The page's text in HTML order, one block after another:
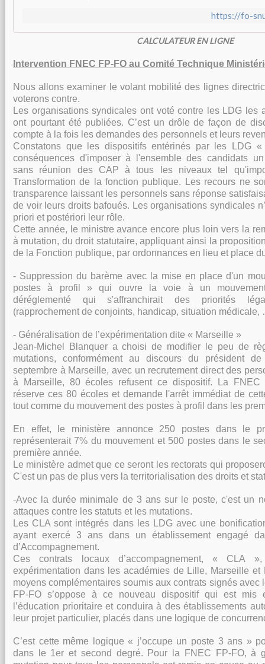
https://fo-
CALCULATEUR EN LIGNE
Intervention FNEC FP-FO au Comité Technique
Nous allons examiner le volant mobilité des lignes
voterons contre.
Les organisations syndicales ont voté contre les LDG les
ont pourtant été publiées. C’est un drôle de façon de
compte à la fois les demandes des personnels et leurs
Constatons que les dispositifs entérinés par les LDG
conséquences d'imposer à l'ensemble des candidats
sans réunion des CAP à tous les niveaux tel
Transformation de la fonction publique. Les recours ne
transparence laissant les personnels sans réponse
de voir leurs droits bafoués. Les organisations syndicales
priori et postériori leur rôle.
Cette année, le ministre avance encore plus loin vers la
à mutation, du droit statutaire, appliquant ainsi la
de la Fonction publique, par ordonnances en lieu et place
- Suppression du barème avec la mise en place d'un
postes à profil » qui ouvre la voie à un mouvement
déréglementé qui s'affranchirait des priorités
(rapprochement de conjoints, handicap, situation
- Généralisation de l’expérimentation dite « Marseille »
Jean-Michel Blanquer a choisi de modifier le peu de
mutations, conformément au discours du président
septembre à Marseille, avec un recrutement direct des
à Marseille, 80 écoles refusent ce dispositif. La FNEC
réserve ces 80 écoles et demande l'arrêt immédiat de
tout comme du mouvement des postes à profil dans les
En effet, le ministère annonce 250 postes dans le
représenterait 7% du mouvement et 500 postes dans le
première année.
Le ministère admet que ce seront les rectorats qui
C'est un pas de plus vers la territorialisation des droits et
-Avec la durée minimale de 3 ans sur le poste, c'est un
attaques contre les statuts et les mutations.
Les CLA sont intégrés dans les LDG avec une
ayant exercé 3 ans dans un établissement engagé
d’Accompagnement.
Ces contrats locaux d’accompagnement, « CLA
expérimentation dans les académies de Lille, Marseille et
moyens complémentaires soumis aux contrats signés avec
FP-FO s’oppose à ce nouveau dispositif qui est mis
l’éducation prioritaire et conduira à des établissements
leur projet particulier, placés dans une logique de
C’est cette même logique « j’occupe un poste 3 ans »
dans le 1er et second degré. Pour la FNEC FP-FO, à